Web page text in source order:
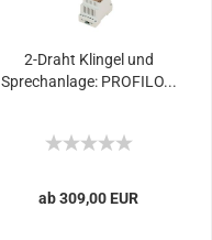
2-Draht Klingel und
Sprechanlage: PROFILO...
ab 309,00 EUR